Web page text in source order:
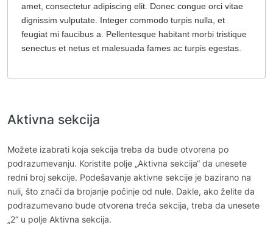
amet, consectetur adipiscing elit. Donec congue orci vitae
dignissim vulputate. Integer commodo turpis nulla, et
feugiat mi faucibus a. Pellentesque habitant morbi tristique
senectus et netus et malesuada fames ac turpis egestas.
Aktivna sekcija
Možete izabrati koja sekcija treba da bude otvorena po
podrazumevanju. Koristite polje „Aktivna sekcija“ da unesete
redni broj sekcije. Podešavanje aktivne sekcije je bazirano na
nuli, što znači da brojanje počinje od nule. Dakle, ako želite da
podrazumevano bude otvorena treća sekcija, treba da unesete
„2“ u polje Aktivna sekcija.